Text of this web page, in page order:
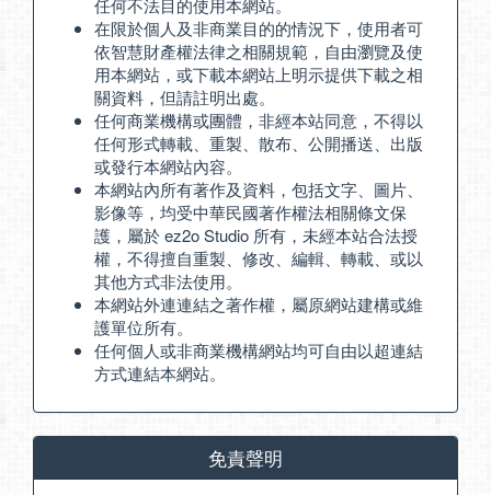
任何不法目的使用本網站。
在限於個人及非商業目的的情況下，使用者可
依智慧財產權法律之相關規範，自由瀏覽及使
用本網站，或下載本網站上明示提供下載之相
關資料，但請註明出處。
任何商業機構或團體，非經本站同意，不得以
任何形式轉載、重製、散布、公開播送、出版
或發行本網站內容。
本網站內所有著作及資料，包括文字、圖片、
影像等，均受中華民國著作權法相關條文保
護，屬於 ez2o Studio 所有，未經本站合法授
權，不得擅自重製、修改、編輯、轉載、或以
其他方式非法使用。
本網站外連連結之著作權，屬原網站建構或維
護單位所有。
任何個人或非商業機構網站均可自由以超連結
方式連結本網站。
免責聲明